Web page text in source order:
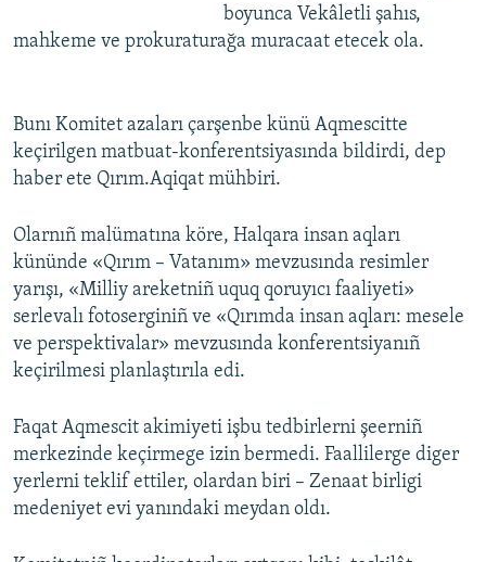
boyunca Vekâletli şahıs,
mahkeme ve prokuraturağa muracaat etecek ola.
Bunı Komitet azaları çarşenbe künü Aqmescitte
keçirilgen matbuat-konferentsiyasında bildirdi, dep
haber ete Qırım.Aqiqat mühbiri.
Olarnıñ malümatına köre, Halqara insan aqları
kününde «Qırım – Vatanım» mevzusında resimler
yarışı, «Milliy areketniñ uquq qoruyıcı faaliyeti»
serlevalı fotoserginiñ ve «Qırımda insan aqları: mesele
ve perspektivalar» mevzusında konferentsiyanıñ
keçirilmesi planlaştırıla edi.
Faqat Aqmescit akimiyeti işbu tedbirlerni şeerniñ
merkezinde keçirmege izin bermedi. Faallilerge diger
yerlerni teklif ettiler, olardan biri – Zenaat birligi
medeniyet evi yanındaki meydan oldı.